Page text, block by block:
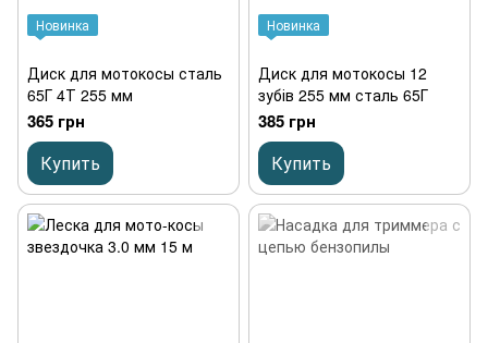
Новинка
Диск для мотокосы сталь
65Г 4Т 255 мм
365 грн
Купить
Новинка
Диск для мотокосы 12
зубів 255 мм сталь 65Г
385 грн
Купить